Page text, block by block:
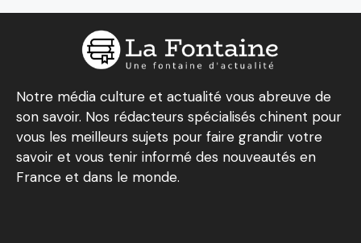
Notre média culture et actualité vous abreuve de
son savoir. Nos rédacteurs spécialisés chinent pour
vous les meilleurs sujets pour faire grandir votre
savoir et vous tenir informé des nouveautés en
France et dans le monde.